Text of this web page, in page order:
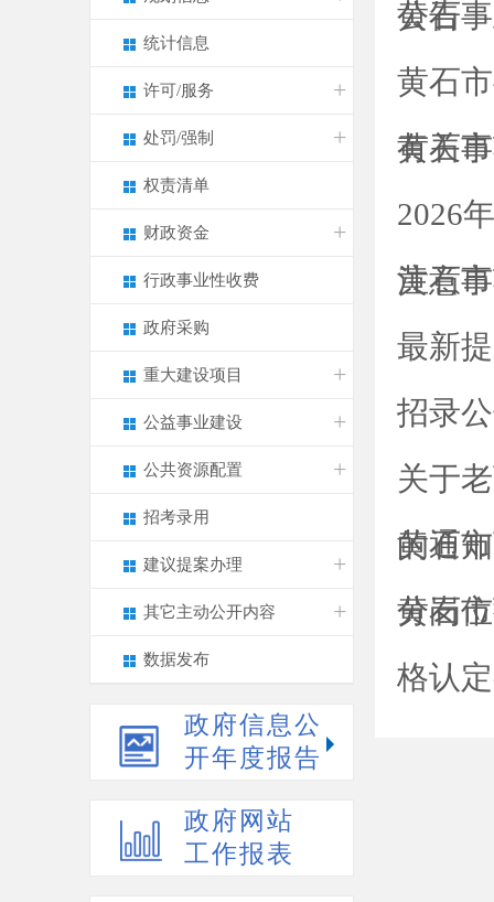
统计信息
许可/服务
处罚/强制
权责清单
财政资金
行政事业性收费
政府采购
重大建设项目
公益事业建设
公共资源配置
招考录用
建议提案办理
其它主动公开内容
数据发布
政府信息公
开年度报告
政府网站
工作报表
公告
黄石
黄石
有关
黄石
2026
注意
黄石
最新
招录
关于
的通知
黄石
分岗
黄石
格认